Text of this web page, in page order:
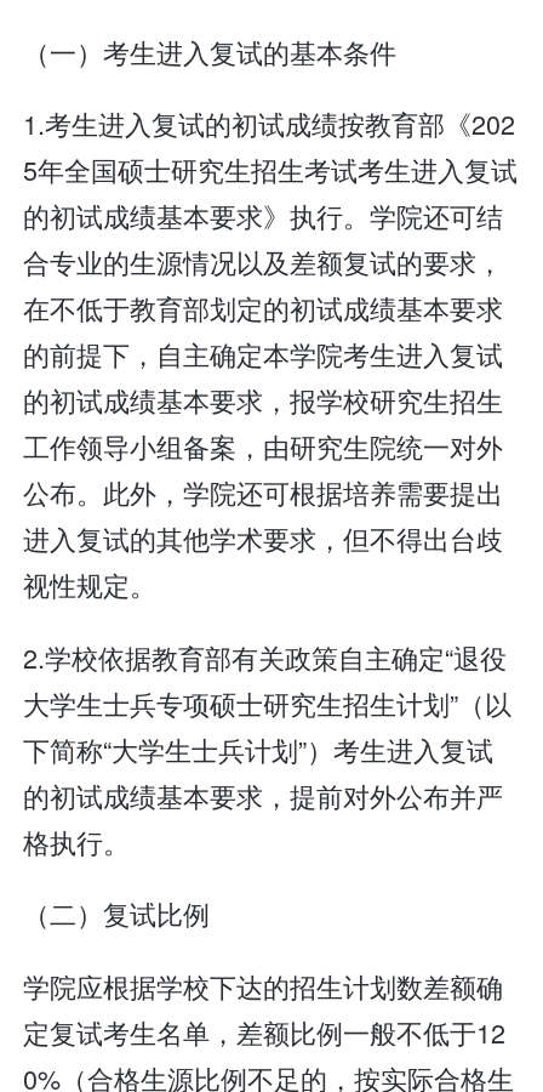
（一）考生进入复试的基本条件
1.考生进入复试的初试成绩按教育部《202
5年全国硕士研究生招生考试考生进入复试
的初试成绩基本要求》执行。学院还可结
合专业的生源情况以及差额复试的要求，
在不低于教育部划定的初试成绩基本要求
的前提下，自主确定本学院考生进入复试
的初试成绩基本要求，报学校研究生招生
工作领导小组备案，由研究生院统一对外
公布。此外，学院还可根据培养需要提出
进入复试的其他学术要求，但不得出台歧
视性规定。
2.学校依据教育部有关政策自主确定“退役
大学生士兵专项硕士研究生招生计划”（以
下简称“大学生士兵计划”）考生进入复试
的初试成绩基本要求，提前对外公布并严
格执行。
（二）复试比例
学院应根据学校下达的招生计划数差额确
定复试考生名单，差额比例一般不低于12
0%（合格生源比例不足的，按实际合格生